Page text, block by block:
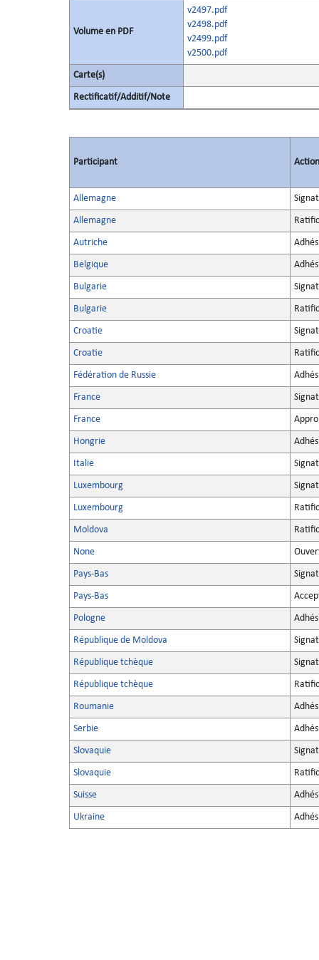
Volume en PDF
v2497.pdf
v2498.pdf
v2499.pdf
v2500.pdf
Carte(s)
Rectificatif/Additif/Note
Participant Action
Allemagne
Allemagne
Autriche
Belgique
Bulgarie
Bulgarie
Croatie
Croatie
Fédération de Russie
France
France
Hongrie
Italie
Luxembourg
Luxembourg
Moldova
None
Pays-Bas
Pays-Bas
Pologne
République de Moldova
République tchèque
République tchèque
Roumanie
Serbie
Slovaquie
Slovaquie
Suisse
Ukraine